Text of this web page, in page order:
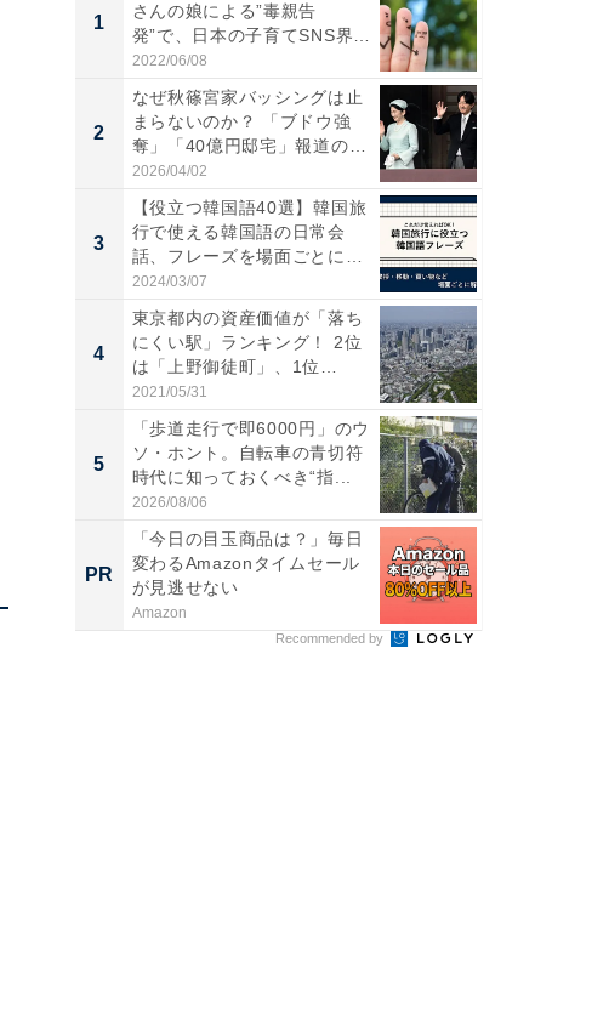
1
さんの娘による”毒親告
発”で、日本の子育てSNS界隈
が...
2022/06/08
2
なぜ秋篠宮家バッシングは止
まらないのか？ 「ブドウ強
奪」「40億円邸宅」報道の
呆...
2026/04/02
3
【役立つ韓国語40選】韓国旅
行で使える韓国語の日常会
話、フレーズを場面ごとに解
説...
2024/03/07
4
東京都内の資産価値が「落ち
にくい駅」ランキング！ 2位
は「上野御徒町」、1位
は？...
2021/05/31
5
「歩道走行で即6000円」のウ
ソ・ホント。自転車の青切符
時代に知っておくべき“指...
2026/08/06
PR
「今日の目玉商品は？」毎日
変わるAmazonタイムセール
が見逃せない
Amazon
Recommended by